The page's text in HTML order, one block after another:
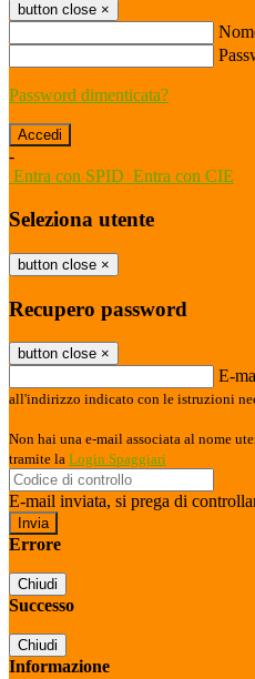
button close ×
Password dimenticata?
-
Entra con SPID Entra con CIE
Seleziona utente
button close ×
Recupero password
button close ×
E-
all'indirizzo indicato con le istruzioni
Non hai una e-mail associata al nome
tramite la Login Spaggiari
E-mail inviata, si prega di
Errore
Chiudi
Successo
Chiudi
Informazione